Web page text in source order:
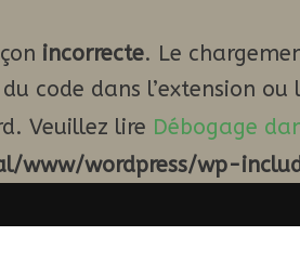
incorrecte. Le
code dans l’extension ou
Veuillez lire Débogage
www/wordpress/wp-